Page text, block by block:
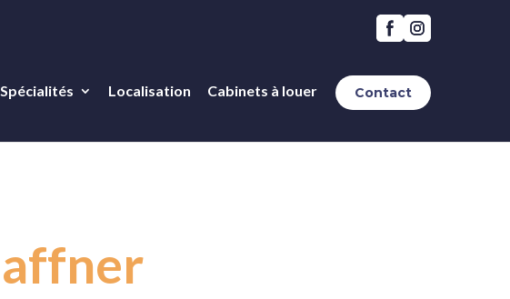
Spécialités Localisation Cabinets à louer Contact